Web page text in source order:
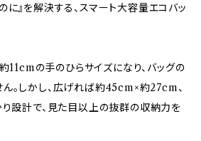
に』を解決する、スマート大容量エコバッ
11cmの手のひらサイズになり、バッグの
。しかし、広げれば約45cm×約27cm、
設計で、見た目以上の抜群の収納力を